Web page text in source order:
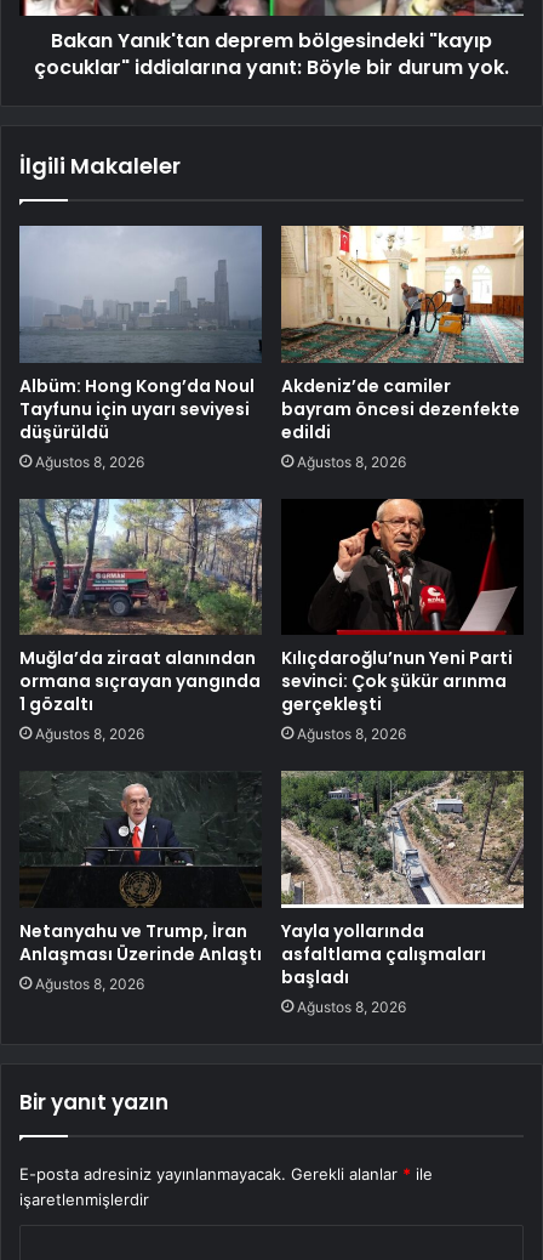
Bakan Yanık'tan deprem bölgesindeki "kayıp
çocuklar" iddialarına yanıt: Böyle bir durum yok.
İlgili Makaleler
Albüm: Hong Kong’da Noul
Tayfunu için uyarı seviyesi
düşürüldü
Ağustos 8, 2026
Akdeniz’de camiler
bayram öncesi dezenfekte
edildi
Ağustos 8, 2026
Muğla’da ziraat alanından
ormana sıçrayan yangında
1 gözaltı
Ağustos 8, 2026
Kılıçdaroğlu’nun Yeni Parti
sevinci: Çok şükür arınma
gerçekleşti
Ağustos 8, 2026
Netanyahu ve Trump, İran
Anlaşması Üzerinde Anlaştı
Ağustos 8, 2026
Yayla yollarında
asfaltlama çalışmaları
başladı
Ağustos 8, 2026
Bir yanıt yazın
E-posta adresiniz yayınlanmayacak. Gerekli alanlar * ile
işaretlenmişlerdir